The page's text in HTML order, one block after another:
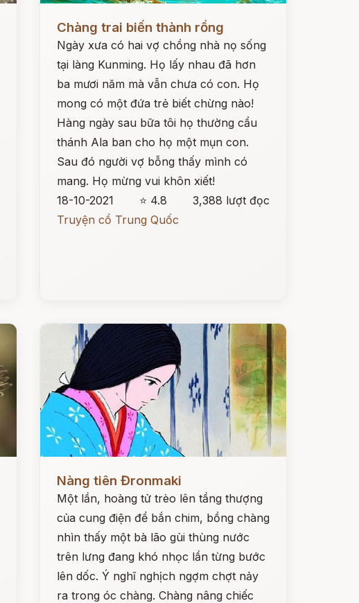
Chàng trai biến thành rồng
Ngày xưa có hai vợ chồng nhà nọ sống
tại làng Kunming. Họ lấy nhau đã hơn
ba mươi năm mà vẫn chưa có con. Họ
mong có một đứa trẻ biết chừng nào!
Hàng ngày sau bữa tôi họ thường cẩu
thánh Ala ban cho họ một mụn con.
Sau đó người vợ bỗng thấy mình có
mang. Họ mừng vui khôn xiết!
18-10-2021
⭐ 4.8
3,388 lượt đọc
Truyện cổ Trung Quốc
Nàng tiên Đronmaki
Một lần, hoàng tử trèo lên tầng thượng
của cung điện để bắn chim, bồng chàng
nhìn thấy một bà lão gùi thùng nước
trên lưng đang khó nhọc lần từng bước
lên dốc. Ý nghĩ nghịch ngợm chợt nảy
ra trong óc chàng. Chàng nâng chiếc